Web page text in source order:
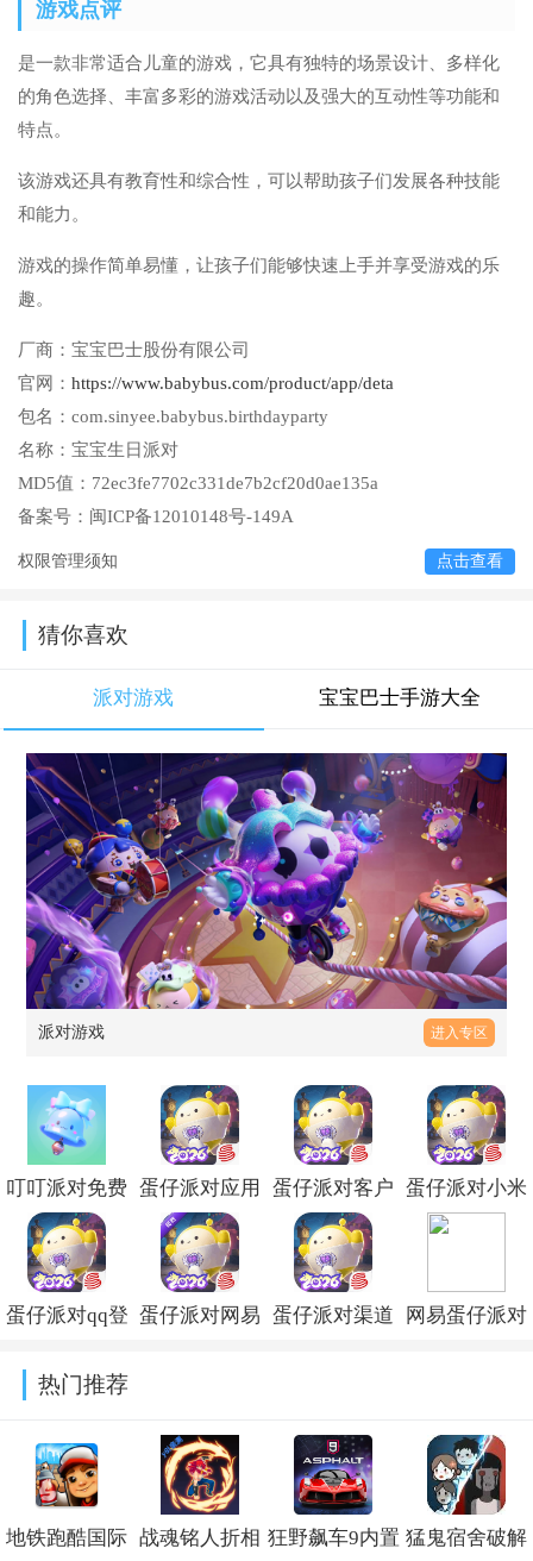
游戏点评
是一款非常适合儿童的游戏，它具有独特的场景设计、多样化
的角色选择、丰富多彩的游戏活动以及强大的互动性等功能和
特点。
该游戏还具有教育性和综合性，可以帮助孩子们发展各种技能
和能力。
游戏的操作简单易懂，让孩子们能够快速上手并享受游戏的乐
趣。
厂商： 宝宝巴士股份有限公司
官网： https://www.babybus.com/product/app/deta
包名： com.sinyee.babybus.birthdayparty
名称： 宝宝生日派对
MD5值： 72ec3fe7702c331de7b2cf20d0ae135a
备案号： 闽ICP备12010148号-149A
权限管理须知 点击查看
猜你喜欢
派对游戏 宝宝巴士手游大全
派对游戏 进入专区
叮叮派对免费
版v1.2.3
蛋仔派对应用
宝渠道服最新
版v1.0.285
蛋仔派对客户
端更新版本下
载v1.0.285
蛋仔派对小米
版下载安装
蛋仔派对qq登 蛋仔派对网易 蛋仔派对渠道 网易蛋仔派对
热门推荐
地铁跑酷国际 战魂铭人折相 狂野飙车9内置 猛鬼宿舍破解